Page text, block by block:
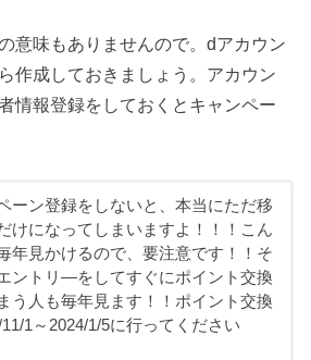
意味もありませんので。dアカウン
作成しておきましょう。アカウン
情報登録をしておくとキャンペー
ーン登録をしないと、本当にただ移
けになってしまいますよ！！！こん
年見かけるので、要注意です！！そ
ントリ―をしてすぐにポイント交換
う人も毎年見ます！！ポイント交換
1～2024/1/5に行ってください